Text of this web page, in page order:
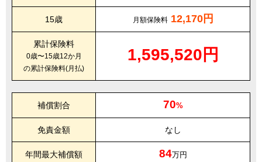
15歳 月額保険料 12,170円
累計保険料
0歳〜15歳12か月
の累計保険料(月払)
1,595,520円
補償割合 70%
免責金額 なし
年間最大補償額 84万円